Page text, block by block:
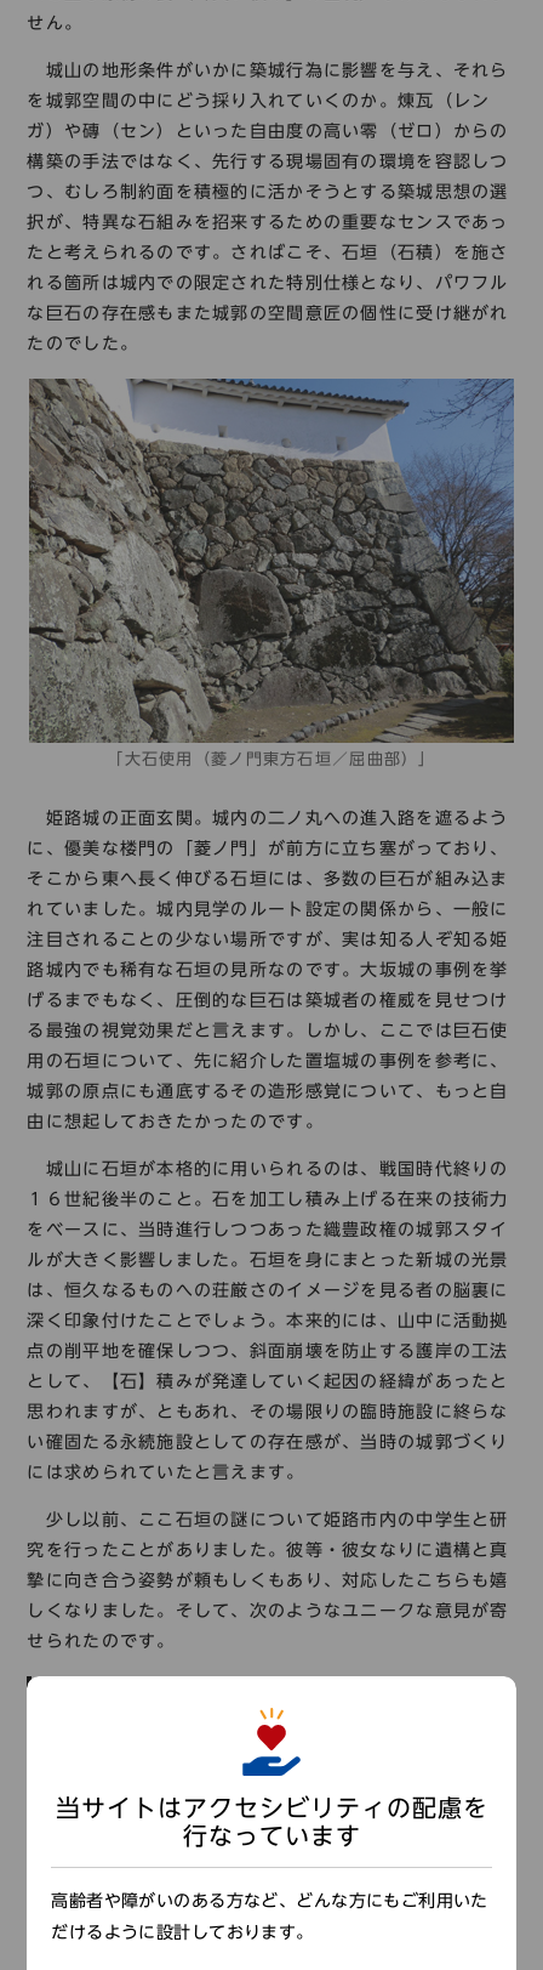
せん。
城山の地形条件がいかに築城行為に影響を与え、それら
を城郭空間の中にどう採り入れていくのか。煉瓦（レン
ガ）や磚（セン）といった自由度の高い零（ゼロ）からの
構築の手法ではなく、先行する現場固有の環境を容認しつ
つ、むしろ制約面を積極的に活かそうとする築城思想の選
択が、特異な石組みを招来するための重要なセンスであっ
たと考えられるのです。さればこそ、石垣（石積）を施さ
れる箇所は城内での限定された特別仕様となり、パワフル
な巨石の存在感もまた城郭の空間意匠の個性に受け継がれ
たのでした。
「大石使用（菱ノ門東方石垣／屈曲部）」
姫路城の正面玄関。城内の二ノ丸への進入路を遮るよう
に、優美な楼門の「菱ノ門」が前方に立ち塞がっており、
そこから東へ長く伸びる石垣には、多数の巨石が組み込ま
れていました。城内見学のルート設定の関係から、一般に
注目されることの少ない場所ですが、実は知る人ぞ知る姫
路城内でも稀有な石垣の見所なのです。大坂城の事例を挙
げるまでもなく、圧倒的な巨石は築城者の権威を見せつけ
る最強の視覚効果だと言えます。しかし、ここでは巨石使
用の石垣について、先に紹介した置塩城の事例を参考に、
城郭の原点にも通底するその造形感覚について、もっと自
由に想起しておきたかったのです。
城山に石垣が本格的に用いられるのは、戦国時代終りの
１６世紀後半のこと。石を加工し積み上げる在来の技術力
をベースに、当時進行しつつあった織豊政権の城郭スタイ
ルが大きく影響しました。石垣を身にまとった新城の光景
は、恒久なるものへの荘厳さのイメージを見る者の脳裏に
深く印象付けたことでしょう。本来的には、山中に活動拠
点の削平地を確保しつつ、斜面崩壊を防止する護岸の工法
として、【石】積みが発達していく起因の経緯があったと
思われますが、ともあれ、その場限りの臨時施設に終らな
い確固たる永続施設としての存在感が、当時の城郭づくり
には求められていたと言えます。
少し以前、ここ石垣の謎について姫路市内の中学生と研
究を行ったことがありました。彼等・彼女なりに遺構と真
摯に向き合う姿勢が頼もしくもあり、対応したこちらも嬉
しくなりました。そして、次のようなユニークな意見が寄
せられたのです。
（２）大小の石が不規則に組み合わせて、容易に登れ
ない工夫とした。
（３）長塀の下の石垣なので大きな石を多く使い、地
（４）大きな門の近くに使用して、城主の財力や偉大
当サイトはアクセシビリティの配慮を
行なっています
高齢者や障がいのある方など、どんな方にもご利用いた
だけるように設計しております。